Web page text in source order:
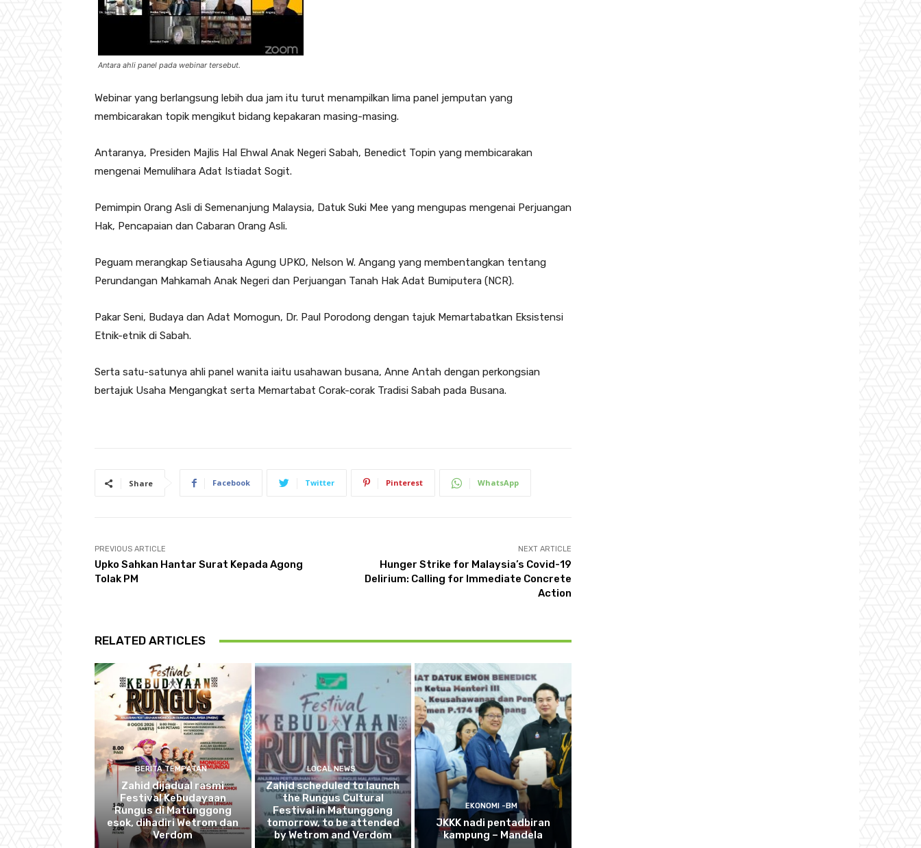
Antara ahli panel pada webinar tersebut.
Webinar yang berlangsung lebih dua jam itu turut menampilkan lima panel jemputan yang
membicarakan topik mengikut bidang kepakaran masing-masing.
Antaranya, Presiden Majlis Hal Ehwal Anak Negeri Sabah, Benedict Topin yang membicarakan
mengenai Memulihara Adat Istiadat Sogit.
Pemimpin Orang Asli di Semenanjung Malaysia, Datuk Suki Mee yang mengupas mengenai Perjuangan
Hak, Pencapaian dan Cabaran Orang Asli.
Peguam merangkap Setiausaha Agung UPKO, Nelson W. Angang yang membentangkan tentang
Perundangan Mahkamah Anak Negeri dan Perjuangan Tanah Hak Adat Bumiputera (NCR).
Pakar Seni, Budaya dan Adat Momogun, Dr. Paul Porodong dengan tajuk Memartabatkan Eksistensi
Etnik-etnik di Sabah.
Serta satu-satunya ahli panel wanita iaitu usahawan busana, Anne Antah dengan perkongsian
bertajuk Usaha Mengangkat serta Memartabat Corak-corak Tradisi Sabah pada Busana.
Share Facebook Twitter Pinterest WhatsApp
PREVIOUS ARTICLE
Upko Sahkan Hantar Surat Kepada Agong
Tolak PM
NEXT ARTICLE
Hunger Strike for Malaysia’s Covid-19
Delirium: Calling for Immediate Concrete
Action
RELATED ARTICLES
BERITA TEMPATAN
Zahid dijadual rasmi
Festival Kebudayaan
Rungus di Matunggong
esok, dihadiri Wetrom dan
Verdom
LOCAL NEWS
Zahid scheduled to launch
the Rungus Cultural
Festival in Matunggong
tomorrow, to be attended
by Wetrom and Verdom
EKONOMI -BM
JKKK nadi pentadbiran
kampung – Mandela